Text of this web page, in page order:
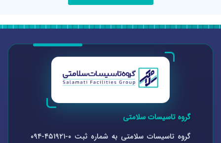
گروه تاسیسات سلامتی
گروه تاسیسات سلامتی به شماره ثبت ۰-۴۵۱۹۲۱-۰۹۴